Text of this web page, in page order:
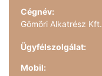
Cégnév:
Gömöri Alkatrész Kft.
Ügyfélszolgálat:
Mobil: